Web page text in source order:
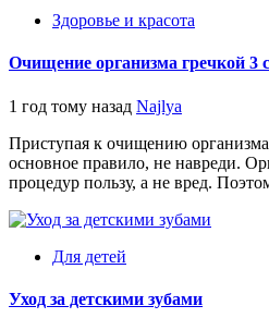
Здоровье и красота
Очищение организма гречкой 3
1 год тому назад Najlya
Приступая к очищению
основное правило, не навреди.
процедур пользу, а не вред.
Для детей
Уход за детскими зубами